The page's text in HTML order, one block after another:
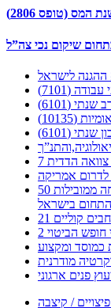
המס (טופס 2806)
שיקום נכי צה”ל
ההגנה לישראל
(7101)
(6101)
(10135)
(6101)
צוואה הדדית
לדרום אמריקה
50 טיפים ויותר לניהול חווית עובד, משאבי אנוש ורווחה ממובילות
התחום בישראל
קוליים
הביטוי 2
כמוסד ומקצוע
מודרנית
פנים ארגוני